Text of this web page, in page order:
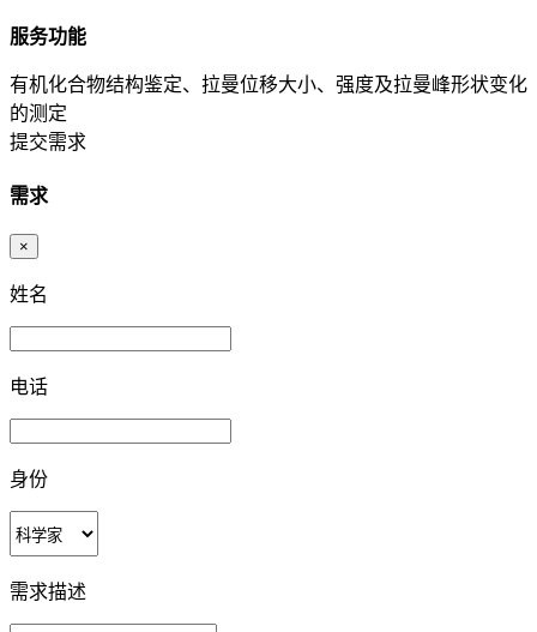
服务功能
有机化合物结构鉴定、拉曼位移大小、强度及拉曼峰形状变化
的测定
提交需求
需求
×
姓名
电话
身份
需求描述